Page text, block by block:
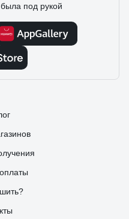
могу найти - КТО ЭТО
Луч, он продавец. А
бы
была под рукой